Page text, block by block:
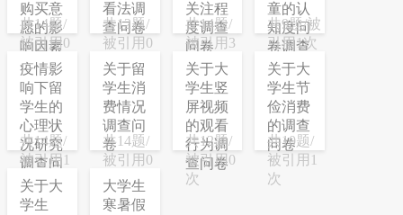
购买意
愿的影
响因素
调查问
卷
共14题/
被引用0
次
看法调
查问卷
共12题/
被引用0
次
关注程
度调查
问卷
共14题/
被引用3
次
童的认
知度问
卷调查
共9题/被
引用1次
疫情影
响下留
学生的
心理状
况研究
调查问
卷
共14题/
被引用1
次
关于留
学生消
费情况
调查问
卷
共14题/
被引用0
次
关于大
学生竖
屏视频
的观看
行为调
查问卷
共12题/
被引用0
次
关于大
学生节
俭消费
的调查
问卷
共10题/
被引用1
次
关于大
学生
大学生
寒暑假